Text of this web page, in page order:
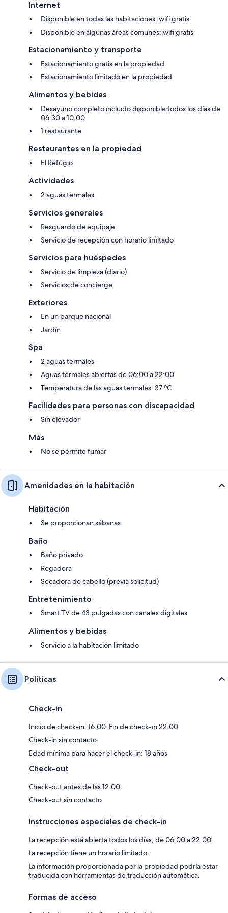
Internet
Disponible en todas las habitaciones: wifi gratis
Disponible en algunas áreas comunes: wifi gratis
Estacionamiento y transporte
Estacionamiento gratis en la propiedad
Estacionamiento limitado en la propiedad
Alimentos y bebidas
Desayuno completo incluido disponible todos los días de
06:30 a 10:00
1 restaurante
Restaurantes en la propiedad
El Refugio
Actividades
2 aguas termales
Servicios generales
Resguardo de equipaje
Servicio de recepción con horario limitado
Servicios para huéspedes
Servicio de limpieza (diario)
Servicios de concierge
Exteriores
En un parque nacional
Jardín
Spa
2 aguas termales
Aguas termales abiertas de 06:00 a 22:00
Temperatura de las aguas termales: 37 ºC
Facilidades para personas con discapacidad
Sin elevador
Más
No se permite fumar
Amenidades en la habitación
Habitación
Se proporcionan sábanas
Baño
Baño privado
Regadera
Secadora de cabello (previa solicitud)
Entretenimiento
Smart TV de 43 pulgadas con canales digitales
Alimentos y bebidas
Servicio a la habitación limitado
Políticas
Check-in
Inicio de check-in: 16:00. Fin de check-in 22:00
Check-in sin contacto
Edad mínima para hacer el check-in: 18 años
Check-out
Check-out antes de las 12:00
Check-out sin contacto
Instrucciones especiales de check-in
La recepción está abierta todos los días, de 06:00 a 22:00.
La recepción tiene un horario limitado.
La información proporcionada por la propiedad podría estar
traducida con herramientas de traducción automática.
Formas de acceso